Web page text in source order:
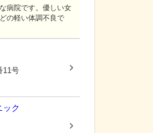
病院です。優しい女
の軽い体調不良で
11号
ック